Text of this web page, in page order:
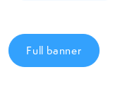
Full banner